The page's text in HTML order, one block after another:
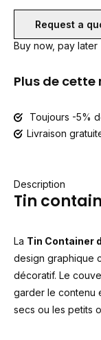
Request a
Buy now, pay later
Plus de cette
Toujours -5%
Livraison
Description
Tin
La Tin Container
design graphique
décoratif. Le
garder le contenu
secs ou les petits